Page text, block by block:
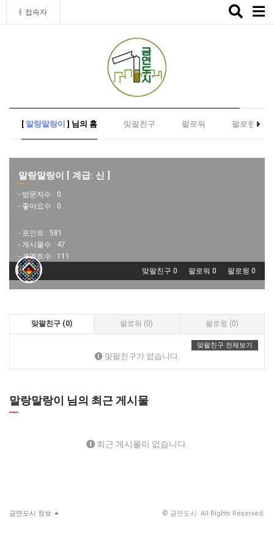
접속자
Toggle
[ 말랑말랑이 ] 님의 홈 맞팔친구 팔로워 팔로윙
말랑말랑이 [ 계급: 신 ]
- 방문자수 : 0
- 좋아요수 : 0
- 포인트 : 581
- 게시물수 : 47
- 코멘트수 : 111
맞팔친구 0
팔로워 0 팔로윙 0
맞팔친구 (0) 팔로워 (0) 팔로윙 (0)
맞팔친구 전체보기
맞팔친구가 없습니다.
말랑말랑이 님의 최근 게시물
최근 게시물이 없습니다.
금연도시 정보 © 금연도시. All Rights Reserved.